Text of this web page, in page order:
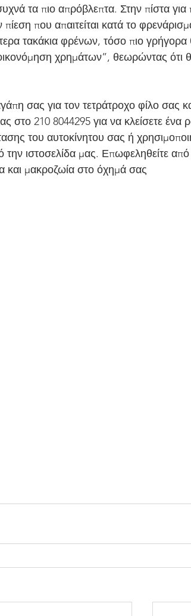
τα πιο απρόβλεπτα. Στην πίστα
που απαιτείται κατά το
τακάκια φρένων, τόσο πιο
χρημάτων”, θεωρώντας ότι
σας για τον τετράτροχο φίλο σας
στο 210 8044295 για να κλείσετε ένα
του αυτοκίνητου σας ή
ιστοσελίδα μας. Επωφεληθείτε από
και μακροζωία στο όχημά σας